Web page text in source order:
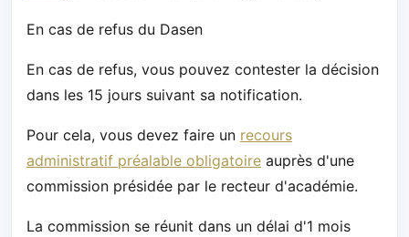
En cas de refus du Dasen
En cas de refus, vous pouvez contester la décision
dans les 15 jours suivant sa notification.
Pour cela, vous devez faire un recours
administratif préalable obligatoire auprès d'une
commission présidée par le recteur d'académie.
La commission se réunit dans un délai d'1 mois